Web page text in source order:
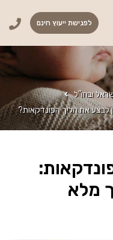
לפגישת ייעוץ חינם
ובחו"ל
לבצע את הליך הפונדקאות?
מלא